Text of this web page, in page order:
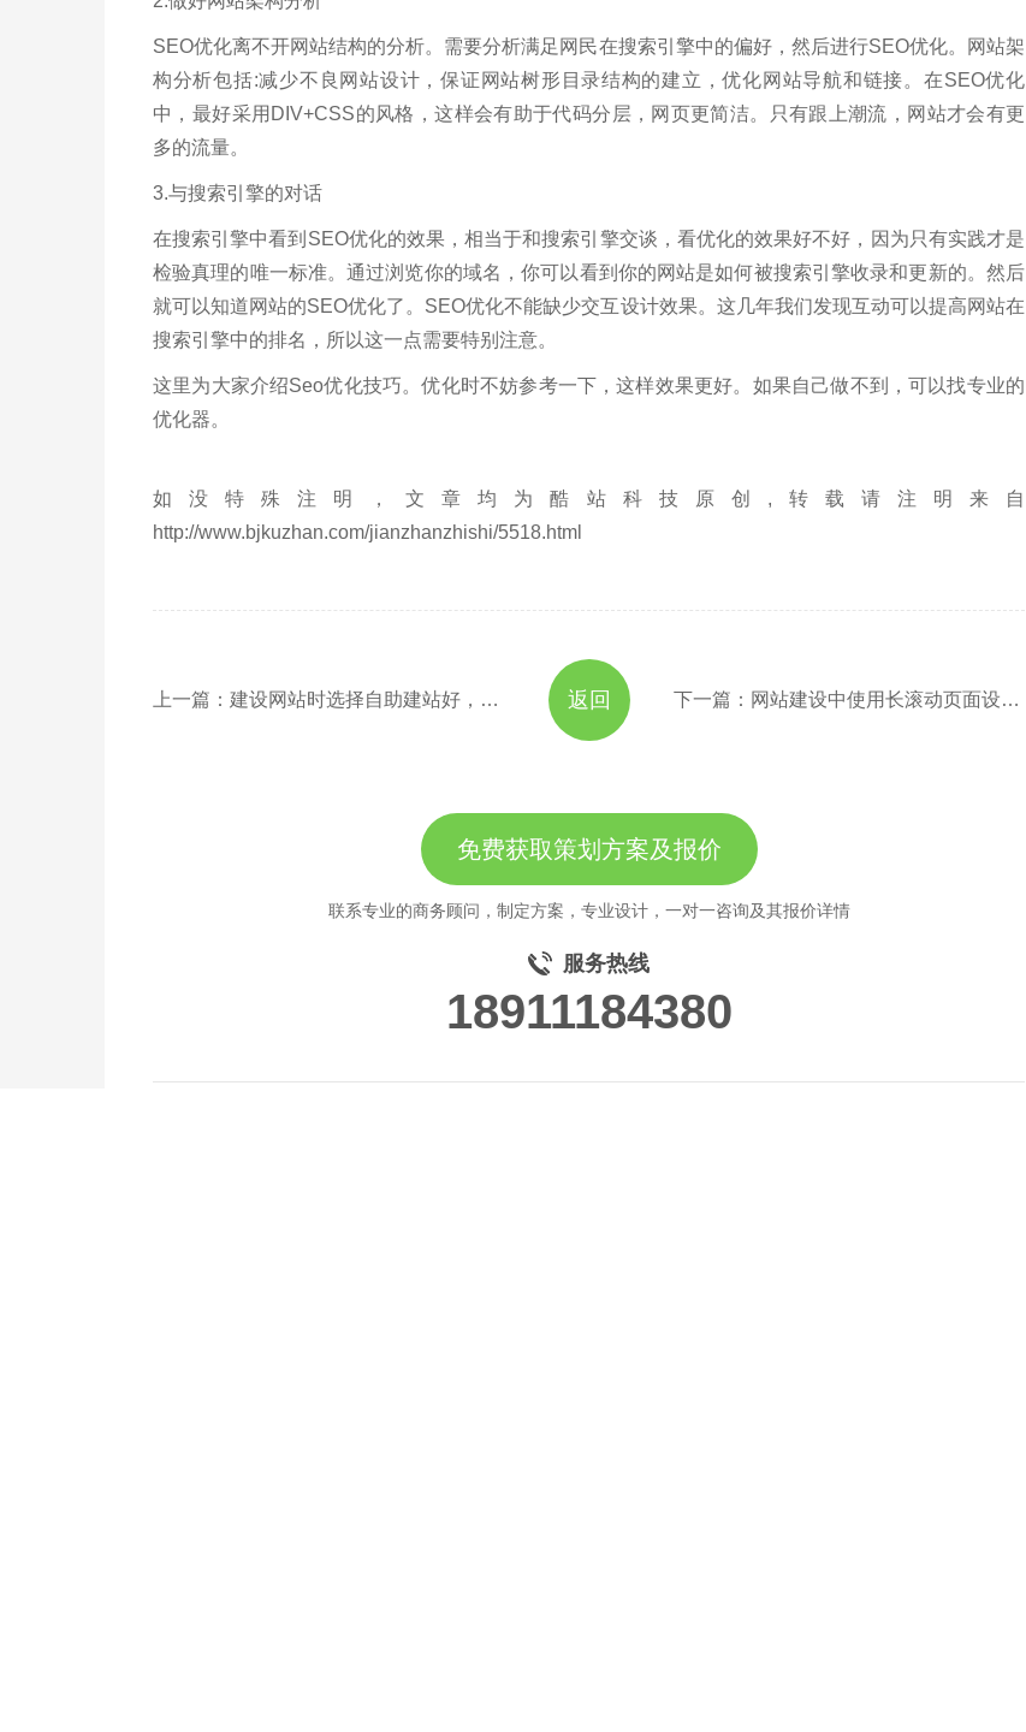
SEO优化离不开网站结构的分析。需要分析满足网民在搜索引擎中的偏好，然后进行SEO优化。网站架
构分析包括:减少不良网站设计，保证网站树形目录结构的建立，优化网站导航和链接。在SEO优化
中，最好采用DIV+CSS的风格，这样会有助于代码分层，网页更简洁。只有跟上潮流，网站才会有更
多的流量。
3.与搜索引擎的对话
在搜索引擎中看到SEO优化的效果，相当于和搜索引擎交谈，看优化的效果好不好，因为只有实践才是
检验真理的唯一标准。通过浏览你的域名，你可以看到你的网站是如何被搜索引擎收录和更新的。然后
就可以知道网站的SEO优化了。SEO优化不能缺少交互设计效果。这几年我们发现互动可以提高网站在
搜索引擎中的排名，所以这一点需要特别注意。
这里为大家介绍Seo优化技巧。优化时不妨参考一下，这样效果更好。如果自己做不到，可以找专业的
优化器。
如没特殊注明，文章均为酷站科技原创,转载请注明来自
http://www.bjkuzhan.com/jianzhanzhishi/5518.html
上一篇：建设网站时选择自助建站好，还是定制网站？ 下一篇：网站建设中使用长滚动页面设计有哪些好处？
返回
免费获取策划方案及报价
联系专业的商务顾问，制定方案，专业设计，一对一咨询及其报价详情
服务热线
18911184380